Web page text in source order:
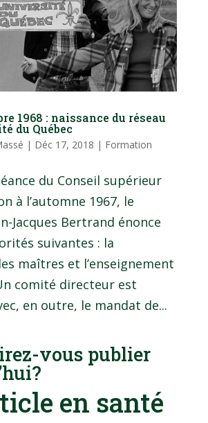
1968 : naissance du réseau
du Québec
| Déc 17, 2018 | Formation
du Conseil supérieur
à l’automne 1967, le
Jacques Bertrand énonce
suivantes : la
maîtres et l’enseignement
comité directeur est
en outre, le mandat de...
vous publier
en santé